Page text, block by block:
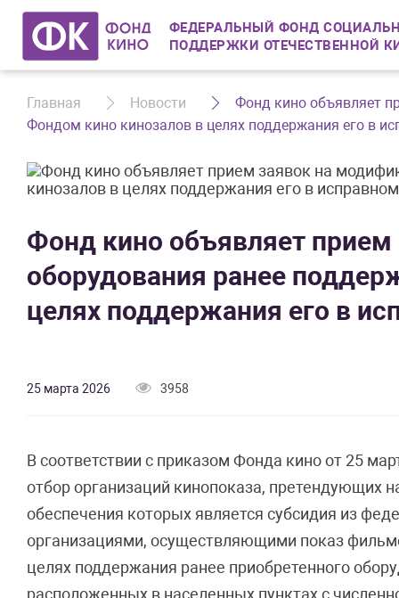
ФЕДЕРАЛЬНЫЙ ФОНД
ПОДДЕРЖКИ ОТЕЧЕСТВЕННОЙ
Главная Новости
Фонд кино объявляет
Фондом кино кинозалов в целях поддержания его в
Фонд кино объявляет
оборудования ранее
целях поддержания его в
25 марта 2026 3958
В соответствии с приказом Фонда кино от 25
отбор организаций кинопоказа, претендующих
обеспечения которых является субсидия из
организациями, осуществляющими показ
целях поддержания ранее приобретенного
расположенных в населенных пунктах с